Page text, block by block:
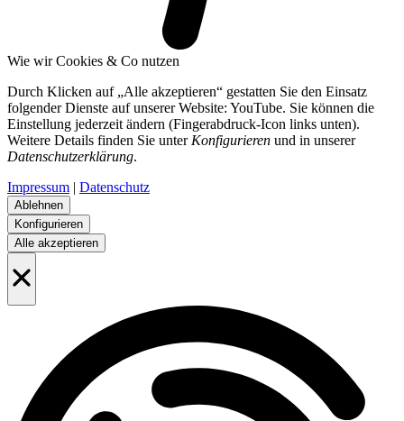
Wie wir Cookies & Co nutzen
Durch Klicken auf „Alle akzeptieren“ gestatten Sie den Einsatz
folgender Dienste auf unserer Website: YouTube. Sie können die
Einstellung jederzeit ändern (Fingerabdruck-Icon links unten).
Weitere Details finden Sie unter Konfigurieren und in unserer
Datenschutzerklärung.
Impressum | Datenschutz
Ablehnen
Konfigurieren
Alle akzeptieren